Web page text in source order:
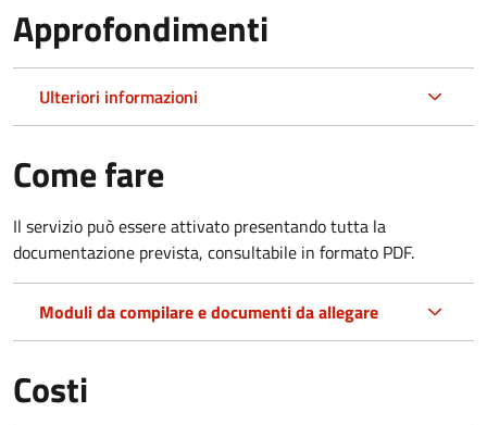
Approfondimenti
Ulteriori informazioni
Come fare
Il servizio può essere attivato presentando tutta la
documentazione prevista, consultabile in formato PDF.
Moduli da compilare e documenti da allegare
Costi